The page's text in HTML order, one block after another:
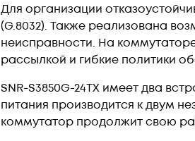
Для организации
(G.8032). Также реализована
неисправности. На
рассылкой и гибкие политики
SNR-S3850G-24TX имеет два
питания производится к двум
коммутатор продолжит свою